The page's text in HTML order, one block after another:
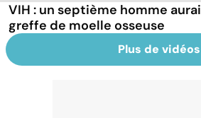
VIH : un septième homme
greffe de moelle osseuse
Plus de vidéos